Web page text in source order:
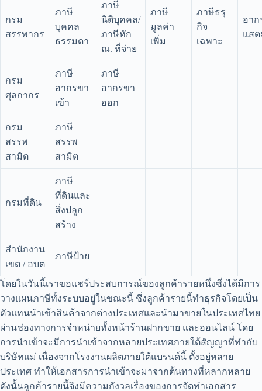
กรม
สรรพากร
ภาษี
บุคคล
ธรรมดา
ภาษี
นิติบุคคล/
ภาษีหัก
ณ. ที่จ่าย
ภาษี
มูลค่า
เพิ่ม
ภาษีธรุ
กิจ
เฉพาะ
อาก
แส
กรม
ศุลกากร
ภาษี
อากรขา
เข้า
ภาษี
อากรขา
ออก
กรม
สรรพ
สามิต
ภาษี
สรรพ
สามิต
กรมที่ดิน
ภาษี
ที่ดินและ
สิ่งปลูก
สร้าง
สำนักงาน
เขต / อบต
ภาษีป้าย
โดยในวันนี้เราขอแชร์ประสบการณ์ของลูกค้ารายหนึ่งซึ่งได้มีการ
วางแผนภาษีทั้งระบบอยู่ในขณะนี้ ซึ่งลูกค้ารายนี้ทำธุรกิจโดยเป็น
ตัวแทนนำเข้าสินค้าจากต่างประเทศและนำมาขายในประเทศไทย
ผ่านช่องทางการจำหน่ายทั้งหน้าร้านฝากขาย และออนไลน์ โดย
การนำเข้าจะมีการนำเข้าจากหลายประเทศภายใต้สัญญาที่ทำกับ
บริษัทแม่ เนื่องจากโรงงานผลิตภายใต้แบรนด์นี้ ตั้งอยู่หลาย
ประเทศ ทำให้เอกสารการนำเข้าจะมาจากต้นทางที่หลากหลาย
ดังนั้นลูกค้ารายนี้จึงมีความกังวลเรื่องของการจัดทำเอกสาร